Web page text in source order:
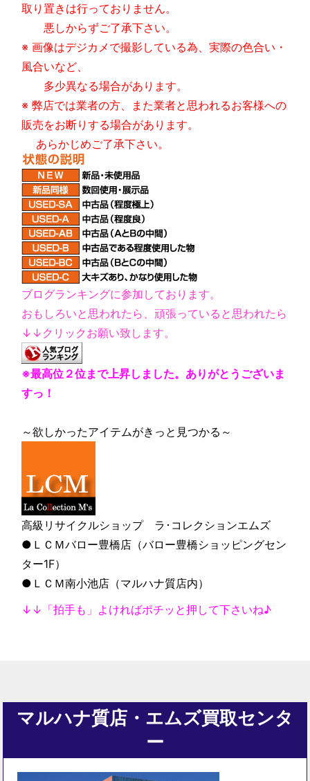
取り置きは行っておりません。
悪しからずご了承下さい。
※ 画像はデジカメで撮影している為、実際の色合い・
風合いなど、
多少異なる場合があります。
※ 弊店では業者の方、また業者と思われるお客様への
販売をお断りする場合があります。
あらかじめご了承下さい。
ブログランキングに参加しております。
おもしろいと思われたら、頑張っていると思われたら
↓↓クリックお願い致します。
※最高位２位まで上昇しました。ありがとうございま
すっ！
～欲しかったアイテムがきっと見つかる～
高級リサイクルショップ ラ･コレクションエムズ
●ＬＣＭバロー豊橋店（バロー豊橋ショッピングセン
ター1F）
●ＬＣＭ南小池店（マルハナ質店内）
↓↓「拍手も」よければポチッと押して下さいね♪
マルハナ質店・エムズ買取センタ
ー